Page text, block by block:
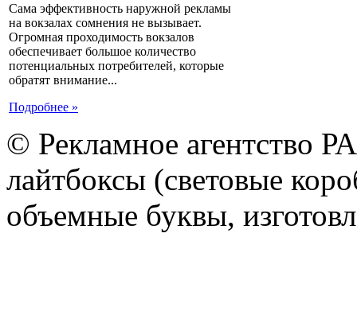
Сама эффективность наружной рекламы
на вокзалах сомнения не вызывает.
Огромная проходимость вокзалов
обеспечивает большое количество
потенциальных потребителей, которые
обратят внимание...
Подробнее »
© Рекламное агентство
лайтбоксы (световые
объемные буквы,